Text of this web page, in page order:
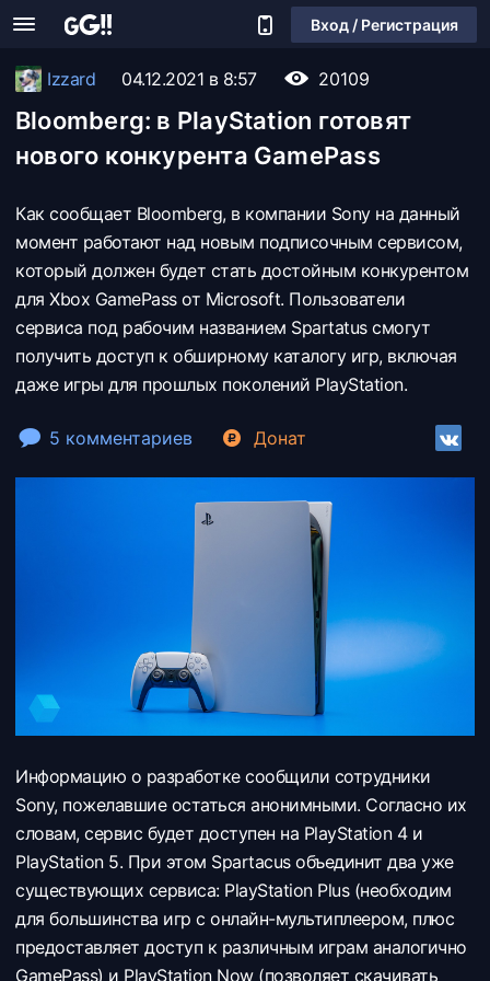
Вход / Регистрация
Izzard 04.12.2021 в 8:57 20109
Bloomberg: в PlayStation готовят
нового конкурента GamePass
Как сообщает Bloomberg, в компании Sony на данный
момент работают над новым подписочным сервисом,
который должен будет стать достойным конкурентом
для Xbox GamePass от Microsoft. Пользователи
сервиса под рабочим названием Spartatus смогут
получить доступ к обширному каталогу игр, включая
даже игры для прошлых поколений PlayStation.
5 комментариев Донат
Информацию о разработке сообщили сотрудники
Sony, пожелавшие остаться анонимными. Согласно их
словам, сервис будет доступен на PlayStation 4 и
PlayStation 5. При этом Spartacus объединит два уже
существующих сервиса: PlayStation Plus (необходим
для большинства игр с онлайн-мультиплеером, плюс
предоставляет доступ к различным играм аналогично
GamePass) и PlayStation Now (позволяет скачивать